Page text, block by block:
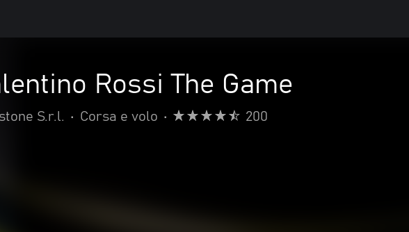
Rossi The Game
S.r.l. • Corsa e volo • 200